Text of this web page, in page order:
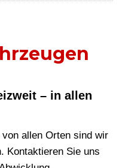
– in allen
allen Orten sind wir
Kontaktieren Sie uns